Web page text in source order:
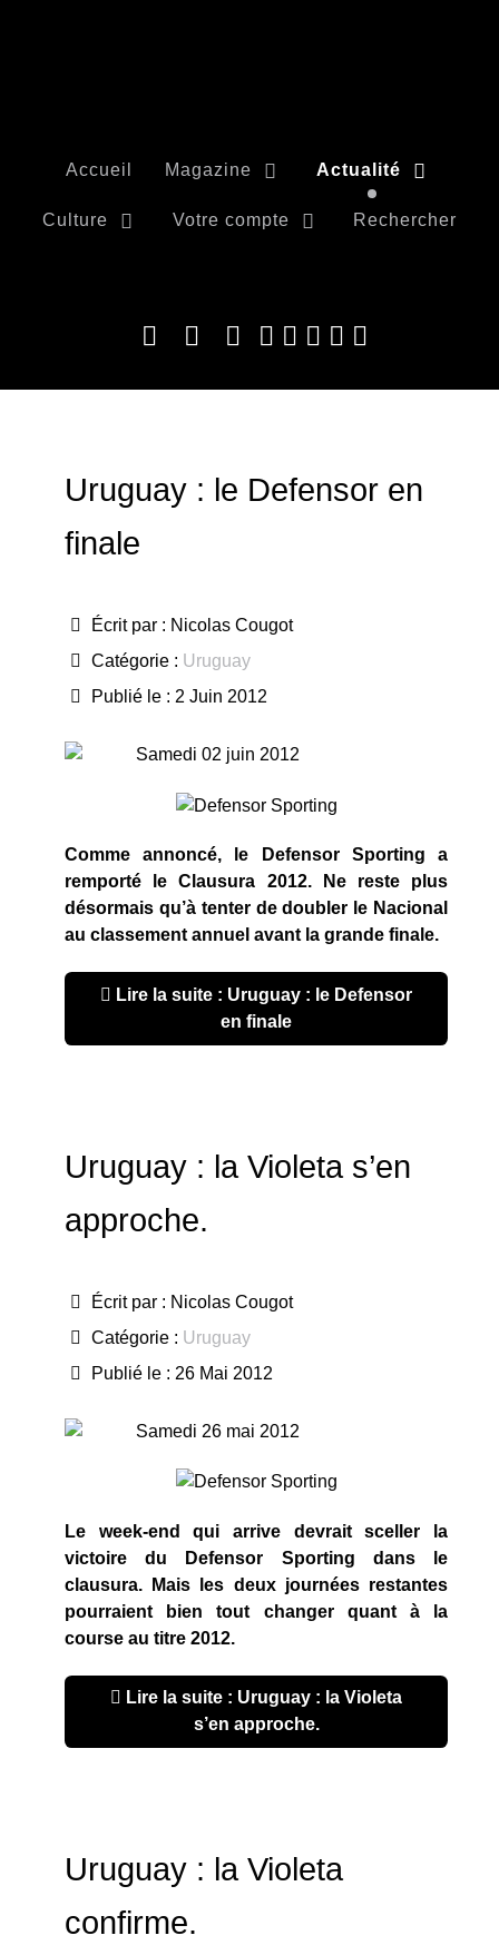
Accueil Magazine Actualité
Culture Votre compte Rechercher
Uruguay : le Defensor en
finale
Écrit par : Nicolas Cougot
Catégorie : Uruguay
Publié le : 2 Juin 2012
Samedi 02 juin 2012
Comme annoncé, le Defensor Sporting a
remporté le Clausura 2012. Ne reste plus
désormais qu’à tenter de doubler le Nacional
au classement annuel avant la grande finale.
Lire la suite : Uruguay : le Defensor
en finale
Uruguay : la Violeta s’en
approche.
Écrit par : Nicolas Cougot
Catégorie : Uruguay
Publié le : 26 Mai 2012
Samedi 26 mai 2012
Le week-end qui arrive devrait sceller la
victoire du Defensor Sporting dans le
clausura. Mais les deux journées restantes
pourraient bien tout changer quant à la
course au titre 2012.
Lire la suite : Uruguay : la Violeta
s’en approche.
Uruguay : la Violeta
confirme.